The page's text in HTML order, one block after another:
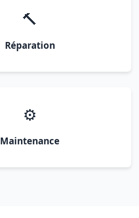
🔨
Réparation
⚙️
Maintenance